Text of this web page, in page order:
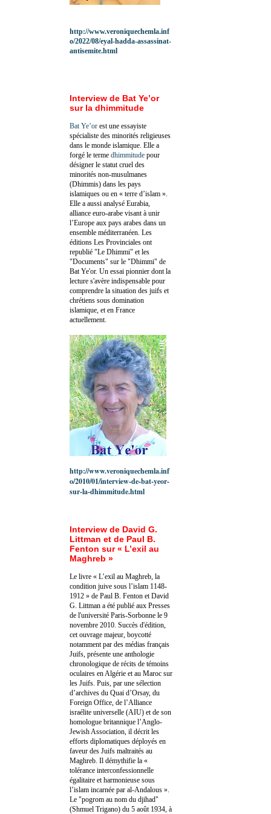
http://www.veroniquechemla.inf
o/2022/08/eyal-hadda-assassinat-
antisemite.html
Interview de Bat Ye’or
sur la dhimmitude
Bat Ye’or est une essayiste
spécialiste des minorités religieuses
dans le monde islamique. Elle a
forgé le terme dhimmitude pour
désigner le statut cruel des
minorités non-musulmanes
(Dhimmis) dans les pays
islamiques ou en « terre d’islam ».
Elle a aussi analysé Eurabia,
alliance euro-arabe visant à unir
l’Europe aux pays arabes dans un
ensemble méditerranéen. Les
éditions Les Provinciales ont
republié "Le Dhimmi" et les
"Documents" sur le "Dhimmi" de
Bat Ye'or. Un essai pionnier dont la
lecture s'avère indispensable pour
comprendre la situation des juifs et
chrétiens sous domination
islamique, et en France
actuellement.
http://www.veroniquechemla.inf
o/2010/01/interview-de-bat-yeor-
sur-la-dhimmitude.html
Interview de David G.
Littman et de Paul B.
Fenton sur « L’exil au
Maghreb »
Le livre « L’exil au Maghreb, la
condition juive sous l’islam 1148-
1912 » de Paul B. Fenton et David
G. Littman a été publié aux Presses
de l'université Paris-Sorbonne le 9
novembre 2010. Succès d'édition,
cet ouvrage majeur, boycotté
notamment par des médias français
Juifs, présente une anthologie
chronologique de récits de témoins
oculaires en Algérie et au Maroc sur
les Juifs. Puis, par une sélection
d’archives du Quai d’Orsay, du
Foreign Office, de l’Alliance
israélite universelle (AIU) et de son
homologue britannique l’Anglo-
Jewish Association, il décrit les
efforts diplomatiques déployés en
faveur des Juifs maltraités au
Maghreb. Il démythifie la «
tolérance interconfessionnelle
égalitaire et harmonieuse sous
l’islam incarnée par al-Andalous ».
Le "pogrom au nom du djihad"
(Shmuel Trigano) du 5 août 1934, à